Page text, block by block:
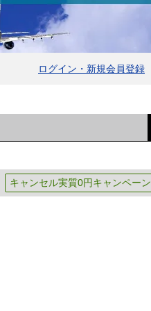
ログイン・新規会員登録
キャンセル実質0円キャンペーン